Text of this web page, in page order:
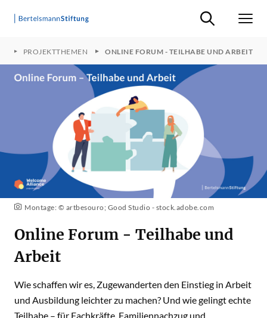
Suche ein-/
PROJEKTTHEMEN ONLINE FORUM - TEILHABE UND ARBEIT
Montage: © artbesouro; Good Studio - stock.adobe.com
Online Forum - Teilhabe und
Arbeit
Wie schaffen wir es, Zugewanderten den Einstieg in Arbeit
und Ausbildung leichter zu machen? Und wie gelingt echte
Teilhabe – für Fachkräfte, Familiennachzug und